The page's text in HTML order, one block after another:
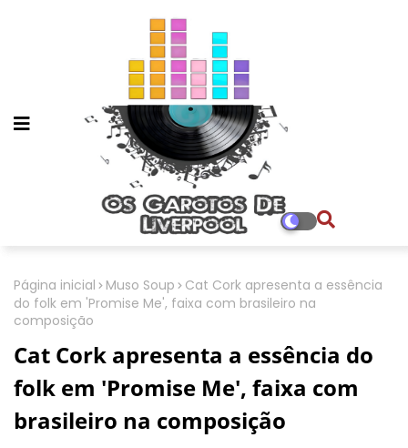
Página inicial Muso Soup
Cat Cork apresenta a essência
do folk em 'Promise Me', faixa com brasileiro na
composição
Cat Cork apresenta a essência do
folk em 'Promise Me', faixa com
brasileiro na composição